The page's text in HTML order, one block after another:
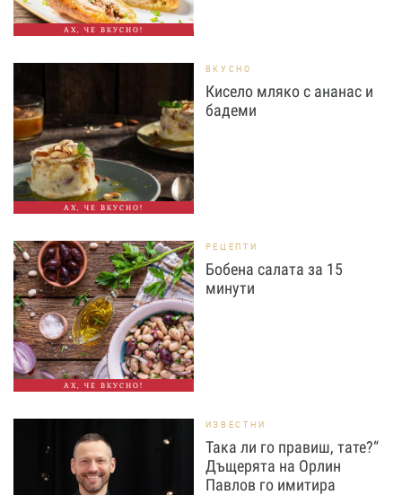
АХ, ЧЕ ВКУСНО!
АХ, ЧЕ ВКУСНО!
ВКУСНО
Кисело мляко с ананас и
бадеми
АХ, ЧЕ ВКУСНО!
РЕЦЕПТИ
Бобена салата за 15
минути
ИЗВЕСТНИ
Така ли го правиш, тате?“
Дъщерята на Орлин
Павлов го имитира